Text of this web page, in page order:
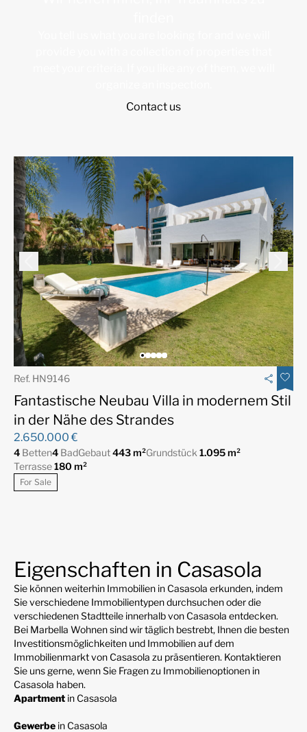
Contact us
Ref. HN9146
Fantastische Neubau Villa in modernem Stil
in der Nähe des Strandes
2.650.000 €
4 Betten4 BadGebaut443 m²Grundstück 1.095 m²
Terrasse180 m²
For Sale
Eigenschaften in Casasola
Sie können weiterhin Immobilien in Casasola erkunden, indem
Sie verschiedene Immobilientypen durchsuchen oder die
verschiedenen Stadtteile innerhalb von Casasola entdecken.
Bei Marbella Wohnen sind wir täglich bestrebt, Ihnen die besten
Investitionsmöglichkeiten und Immobilien auf dem
Immobilienmarkt von Casasola zu präsentieren. Kontaktieren
Sie uns gerne, wenn Sie Fragen zu Immobilienoptionen in
Casasola haben.
Apartment in Casasola
Gewerbe in Casasola